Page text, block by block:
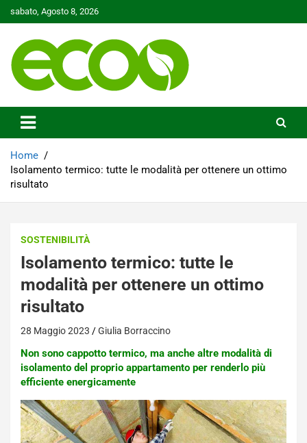
to
sabato, Agosto 8, 2026
Ecoo.it
Home
Isolamento termico: tutte le modalità per ottenere un ottimo
risultato
SOSTENIBILITÀ
Isolamento termico: tutte le
modalità per ottenere un ottimo
risultato
28 Maggio 2023 Giulia Borraccino
Non sono cappotto termico, ma anche altre modalità di
isolamento del proprio appartamento per renderlo più
efficiente energicamente